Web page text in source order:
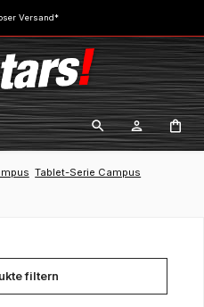
Versand*
Tablet-Serie Campus
filtern